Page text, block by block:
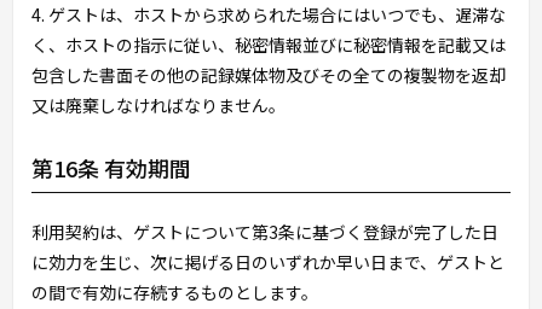
4. ゲストは、ホストから求められた場合にはいつでも、遅滞な
く、ホストの指示に従い、秘密情報並びに秘密情報を記載又は
包含した書面その他の記録媒体物及びその全ての複製物を返却
又は廃棄しなければなりません。
第16条 有効期間
利用契約は、ゲストについて第3条に基づく登録が完了した日
に効力を生じ、次に掲げる日のいずれか早い日まで、ゲストと
の間で有効に存続するものとします。